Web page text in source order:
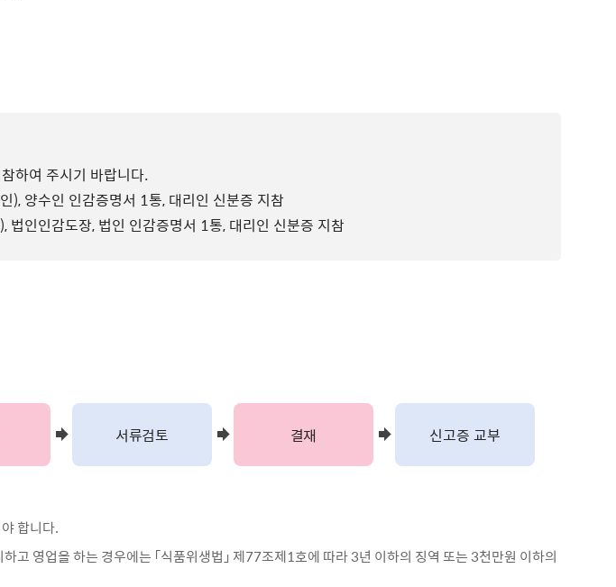
하여 주시기 바랍니다.
), 양수인 인감증명서 1통, 대리인 신분증 지참
법인인감도장, 법인 인감증명서 1통, 대리인 신분증 지참
서류검토 결재 신고증 교부
합니다.
고 영업을 하는 경우에는 「식품위생법」 제77조제1호에 따라 3년 이하의 징역 또는 3천만원 이하의